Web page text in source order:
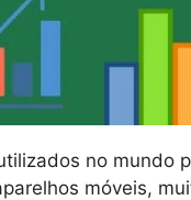
no mundo
móveis,